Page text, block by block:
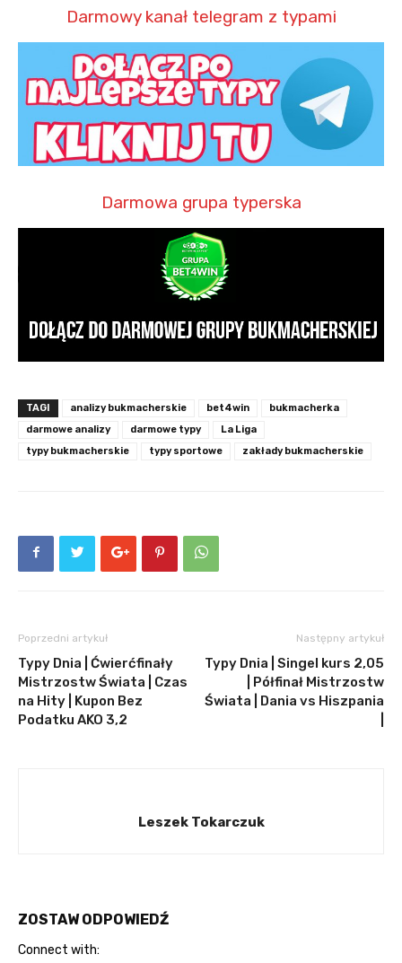
Darmowy kanał telegram z typami
Darmowa grupa typerska
TAGI analizy bukmacherskie bet4win
bukmacherka
darmowe analizy
darmowe typy
La Liga
typy bukmacherskie
typy sportowe zakłady bukmacherskie
Poprzedni artykuł
Typy Dnia | Ćwierćfinały
Mistrzostw Świata | Czas
na Hity | Kupon Bez
Podatku AKO 3,2
Następny artykuł
Typy Dnia | Singel kurs 2,05
| Półfinał Mistrzostw
Świata | Dania vs Hiszpania
Leszek Tokarczuk
ZOSTAW ODPOWIEDŹ
Connect with: